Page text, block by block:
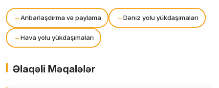
Anbarlaşdırma və paylama Dəniz yolu yükdaşımaları
Hava yolu yükdaşımaları
Əlaqəli Məqalələr